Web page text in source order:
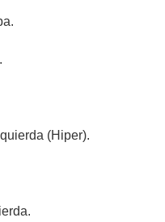
(Hiper).